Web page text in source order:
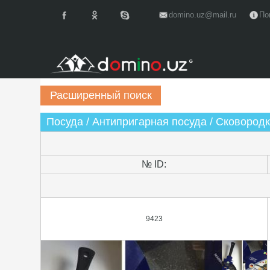
domino.uz@mail.ru
Посуда / Антипригарная посуда /
№ ID:
9423